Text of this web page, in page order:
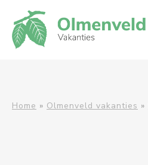
Home » Olmenveld vakanties »